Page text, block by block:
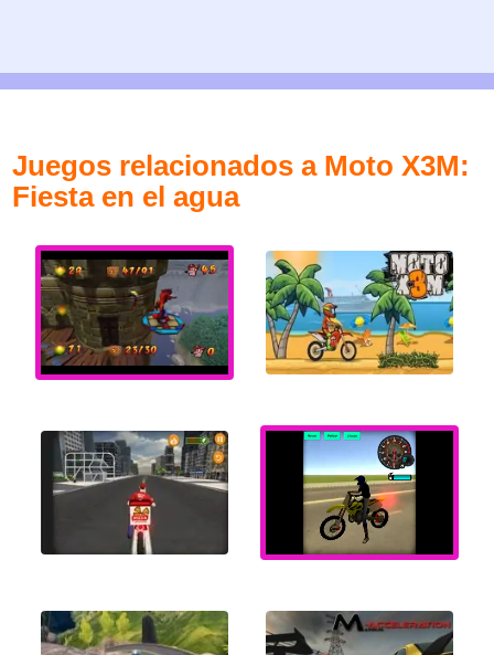
Juegos relacionados a Moto X3M:
Fiesta en el agua